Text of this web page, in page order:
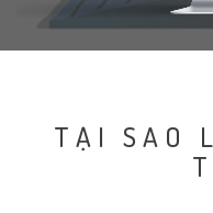
TẠI SAO